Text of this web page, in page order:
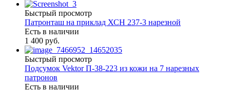
Быстрый просмотр
Патронташ на приклад ХСН 237-3 нарезной
Есть в наличии
1 400 руб.
Быстрый просмотр
Подсумок Vektor П-38-223 из кожи на 7 нарезных
патронов
Есть в наличии